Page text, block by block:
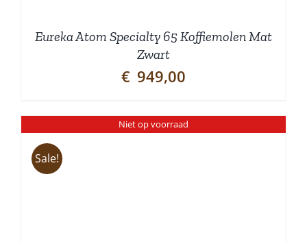
Eureka Atom Specialty 65 Koffiemolen Mat
Zwart
€ 949,00
Niet op voorraad
Sale!